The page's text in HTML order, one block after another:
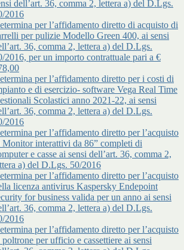
dell’art. 36, comma 2, lettera a) del D.Lgs.
2016
per l’affidamento diretto di acquisto di
per pulizie Modello Green 400, ai sensi
36, comma 2, lettera a) del D.Lgs.
2016, per un importo contrattuale pari a €
per l’affidamento diretto per i costi di
e di esercizio- software Vega Real Time
Scolastici anno 2021-22, ai sensi
36, comma 2, lettera a) del D.Lgs.
2016
per l’affidamento diretto per l’acquisto
Monitor interattivi da 86” completi di
e casse ai sensi dell’art. 36, comma 2,
a) del D.Lgs. 50/2016
per l’affidamento diretto per l’acquisto
licenza antivirus Kaspersky Endepoint
for business valida per un anno ai sensi
36, comma 2, lettera a) del D.Lgs.
2016
per l’affidamento diretto per l’acquisto
poltrone per ufficio e cassettiere ai sensi